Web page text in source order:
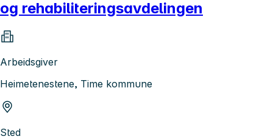
og rehabiliteringsavdelingen
Arbeidsgiver
Heimetenestene, Time kommune
Sted